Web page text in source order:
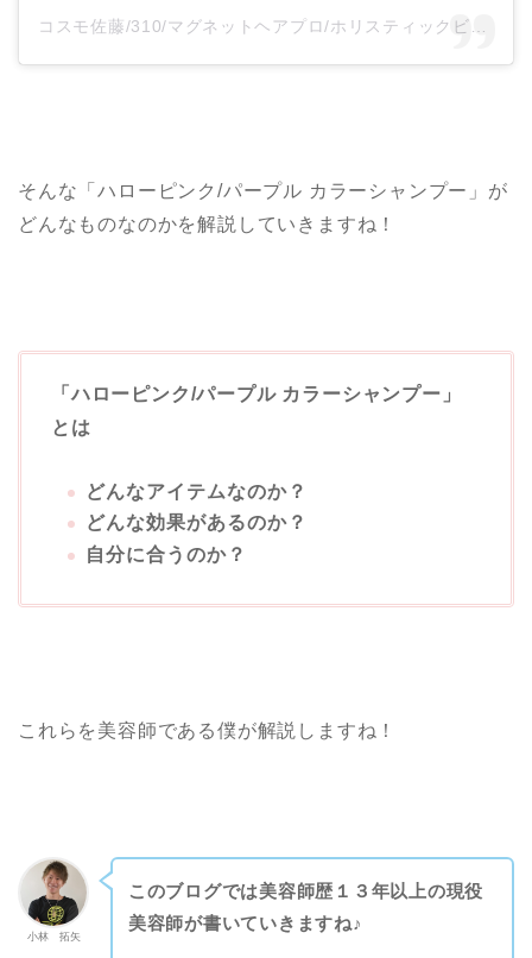
そんな「ハローピンク/パープル カラーシャンプー」が
どんなものなのかを解説していきますね！
「ハローピンク/パープル カラーシャンプー」
とは
どんなアイテムなのか？
どんな効果があるのか？
自分に合うのか？
これらを美容師である僕が解説しますね！
小林 拓矢
このブログでは美容師歴１３年以上の現役
美容師が書いていきますね♪